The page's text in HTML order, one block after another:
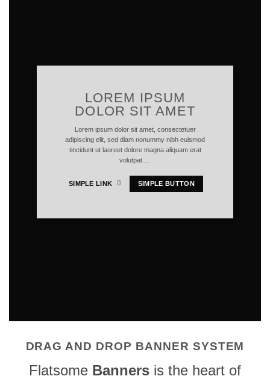
LOREM IPSUM
DOLOR SIT AMET
Lorem ipsum dolor sit amet, consectetuer
adipiscing elit, sed diam nonummy nibh euismod
tincidunt ut laoreet dolore magna aliquam erat
volutpat….
SIMPLE LINK SIMPLE BUTTON
DRAG AND DROP BANNER SYSTEM
Flatsome Banners is the heart of